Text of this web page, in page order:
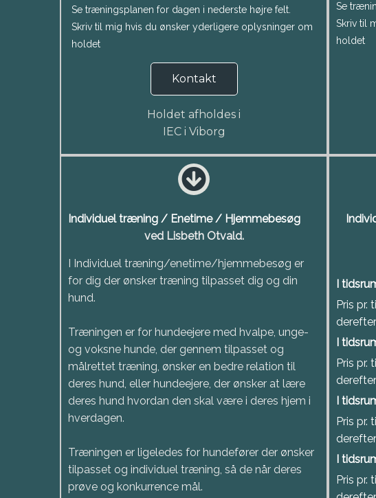
Se træningsplanen for dagen i nederste højre felt.
Skriv til mig hvis du ønsker yderligere oplysninger om
holdet
Kontakt
Holdet afholdes i
IEC i Viborg
Se
Skriv til
holdet
Individuel træning / Enetime / Hjemmebesøg
ved Lisbeth Otvald.
I Individuel træning/enetime/hjemmebesøg er
for dig der ønsker træning tilpasset dig og din
hund.
Træningen er for hundeejere med hvalpe, unge-
og voksne hunde, der gennem tilpasset og
målrettet træning, ønsker en bedre relation til
deres hund, eller hundeejere, der ønsker at lære
deres hund hvordan den skal være i deres hjem i
hverdagen.
Træningen er ligeledes for hundefører der ønsker
tilpasset og individuel træning, så de når deres
prøve og konkurrence mål.
I
Pris pr.
I
Pris pr.
I
Pris pr.
I
Pris pr.